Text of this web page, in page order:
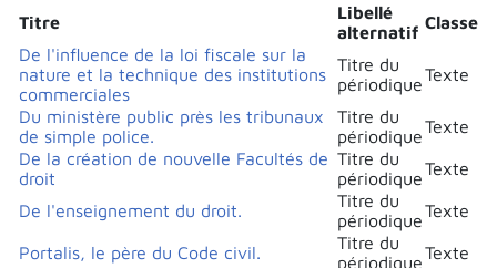
Titre
Libellé
alternatif Classe
De l'influence de la loi fiscale sur la
nature et la technique des institutions
commerciales
Titre du
périodiqueTexte
Du ministère public près les tribunaux
de simple police.
Titre du
périodiqueTexte
De la création de nouvelle Facultés de
droit
Titre du
périodiqueTexte
De l'enseignement du droit.
Titre du
périodiqueTexte
Portalis, le père du Code civil.
Titre du
périodiqueTexte